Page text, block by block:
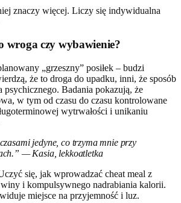
znaczy więcej. Liczy się indywidualna
wroga czy wybawienie?
„grzeszny” posiłek – budzi
że to droga do upadku, inni, że sposób
psychicznego. Badania pokazują, że
w tym od czasu do czasu kontrolowane
wytrwałości i unikaniu
jedyne, co trzyma mnie przy
— Kasia, lekkoatletka
się, jak wprowadzać cheat meal z
winy i kompulsywnego nadrabiania kalorii.
miejsce na przyjemność i luz.